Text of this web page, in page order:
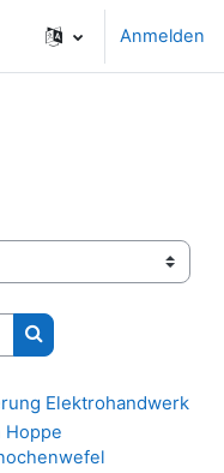
Anmelden
Kurse suchen
Elektrohandwerk
Hoppe